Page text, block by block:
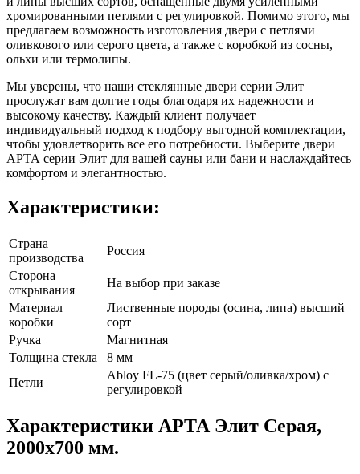
хромированными петлями с регулировкой. Помимо этого, мы
предлагаем возможность изготовления двери с петлями
оливкового или серого цвета, а также с коробкой из сосны,
ольхи или термолипы.
Мы уверены, что наши стеклянные двери серии Элит
прослужат вам долгие годы благодаря их надежности и
высокому качеству. Каждый клиент получает
индивидуальный подход к подбору выгодной комплектации,
чтобы удовлетворить все его потребности. Выберите двери
АРТА серии Элит для вашей сауны или бани и наслаждайтесь
комфортом и элегантностью.
Характеристики:
Страна
производства
Россия
Сторона
открывания
На выбор при заказе
Материал
коробки
Лиственные породы (осина, липа) высший
сорт
Ручка
Магнитная
Толщина стекла
8 мм
Петли
Abloy FL-75 (цвет серый/оливка/хром) с
регулировкой
Характеристики АРТА Элит Серая,
2000х700 мм.